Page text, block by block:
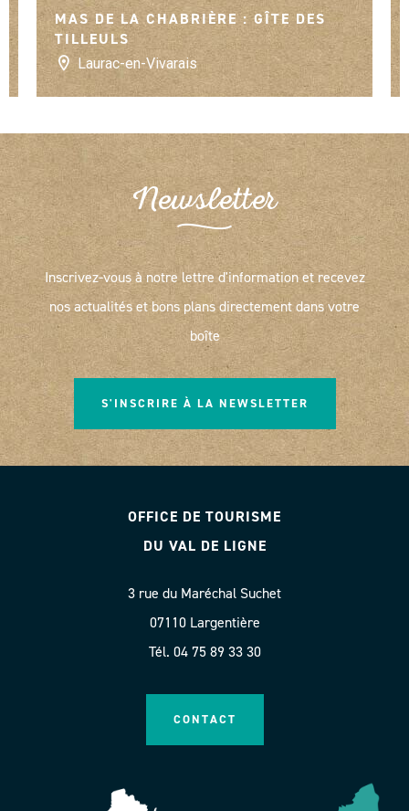
MAS DE LA CHABRIÈRE : GÎTE DES
TILLEULS
Laurac-en-Vivarais
Newsletter
Inscrivez-vous à notre lettre d'information et recevez
nos actualités et bons plans directement dans votre
boîte
S'INSCRIRE À LA NEWSLETTER
OFFICE DE TOURISME
DU VAL DE LIGNE
3 rue du Maréchal Suchet
07110 Largentière
Tél. 04 75 89 33 30
CONTACT